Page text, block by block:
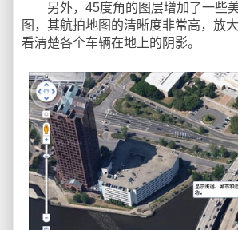
另外，45度角的图层增加了一些
图，其航拍地图的清晰度非常高，放
看清楚各个车辆在地上的阴影。